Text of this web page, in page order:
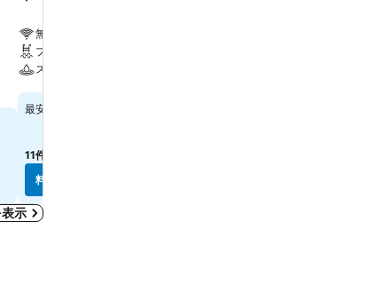
無料Wi-Fi
プール
スパ
料金を表示
最安値
11件のサイト
料金を表示
示